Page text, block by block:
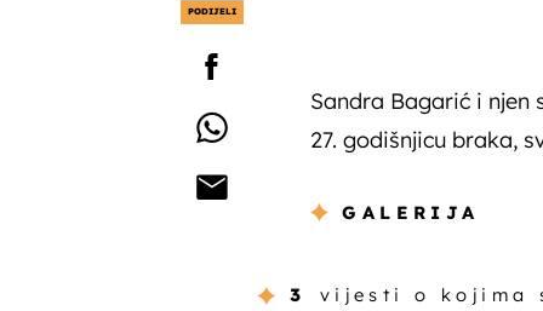
PODIJELI
Sandra Bagarić i
27. godišnjicu braka,
GALERIJA
3 vijesti o kojima